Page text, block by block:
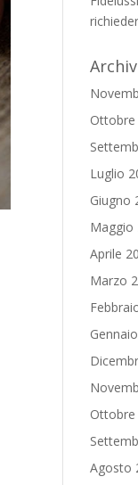
Ottobre
Luglio
Giugno
Maggio
Aprile
Marzo
Ottobre
Agosto